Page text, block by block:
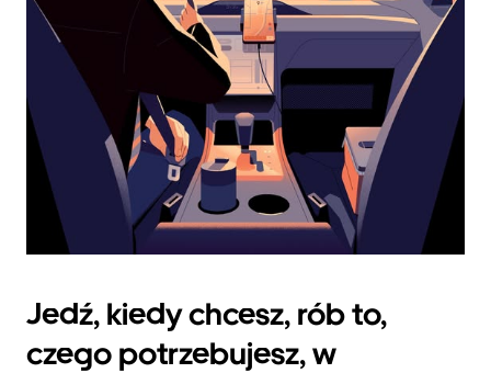
kalendarz.
Jedź, kiedy chcesz, rób to,
czego potrzebujesz, w